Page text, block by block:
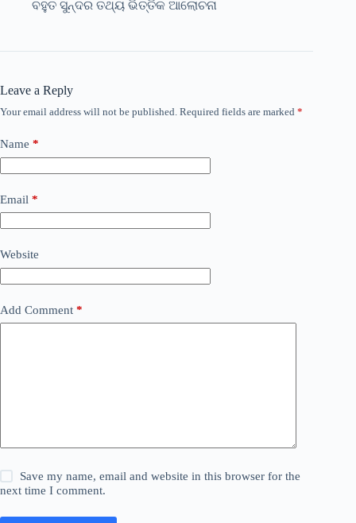
ବହୁତ ସୁନ୍ଦର ତଥ୍ୟ ଭିତ୍ତିକ ଆଲୋଚନା
Leave a Reply
Your email address will not be published. Required fields are marked *
Name *
Email *
Website
Add Comment *
Save my name, email and website in this browser for the
next time I comment.